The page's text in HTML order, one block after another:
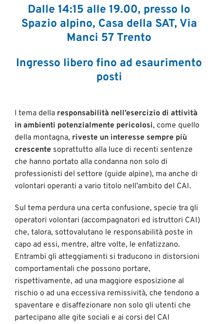
Dalle 14:15 alle 19.00, presso lo
Spazio alpino, Casa della SAT, Via
Manci 57 Trento
Ingresso libero fino ad esaurimento
posti
l tema della responsabilità nell’esercizio di attività
in ambienti potenzialmente pericolosi, come quello
della montagna, riveste un interesse sempre più
crescentesoprattutto alla luce di recenti sentenze
che hanno portato alla condanna non solo di
professionisti del settore (guide alpine), ma anche di
volontari operanti a vario titolo nell’ambito del CAI.
Sul tema perdura una certa confusione, specie tra gli
operatori volontari (accompagnatori ed istruttori CAI)
che, talora, sottovalutano le responsabilità poste in
capo ad essi, mentre, altre volte, le enfatizzano.
Entrambi gli atteggiamenti si traducono in distorsioni
comportamentali che possono portare,
rispettivamente, ad una maggiore esposizione al
rischio o ad una eccessiva remissività, che tendono a
spaventare e disaffezionare non solo gli utenti che
partecipano alle gite sociali e ai corsi del CAI